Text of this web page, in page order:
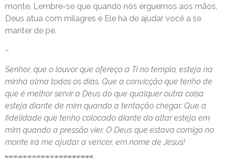
monte. Lembre-se que quando nós erguemos aos mãos,
Deus atua com milagres e Ele há de ajudar você a se
manter de pé.
~
Senhor, que o louvor que ofereço a Ti no templo, esteja na
minha alma todos os dias. Que a convicção que tenho de
que é melhor servir a Deus do que qualquer outra coisa
esteja diante de mim quando a tentação chegar. Que a
fidelidade que tenho colocado diante do altar esteja em
mim quando a pressão vier. O Deus que estava comigo no
monte irá me ajudar a vencer, em nome de Jesus!